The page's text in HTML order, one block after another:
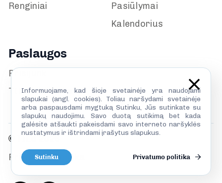
Renginiai
Pasiūlymai
Kalendorius
Paslaugos
Prisijunk
TILS biblioteka
© TILS 2026
Privatumo politika
Informuojame, kad šioje svetainėje yra naudojami
slapukai (angl. cookies). Toliau naršydami svetainėje
arba paspausdami mygtuką Sutinku, Jūs sutinkate su
slapukų naudojimu. Savo duotą sutikimą bet kada
galėsite atšaukti pakeisdami savo interneto naršyklės
nustatymus ir ištrindami įrašytus slapukus.
Sutinku Privatumo politika